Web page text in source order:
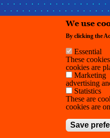
We use
By clicking the
Essential
These
cookies are
Marketing
advertising
Statistics
These are
cookies are
Save